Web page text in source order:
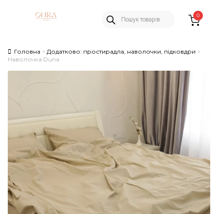
Пошук
товарів
0
Головна
Додатково: простирадла, наволочки, підковдри
Наволочка Duna